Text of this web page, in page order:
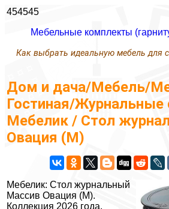
454545
Мебельные комплекты
Как выбрать идеальную мебель для
Дом и дача/Мебель/
Гостиная/
Мебелик / Стол
Овация (М)
Мебелик: Стол журнальный
Массив Овация (М).
Коллекция 2026 года.